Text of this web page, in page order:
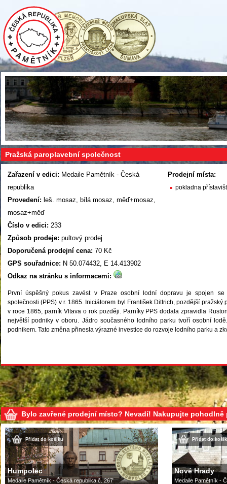
Pražská paroplavební společnost
Zařazení v edici: Medaile Pamětník - Česká
republika
Provedení: leš. mosaz, bílá mosaz, měď+mosaz,
mosaz+měď
Číslo v edici: 233
Způsob prodeje: pultový prodej
Doporučená prodejní cena: 70 Kč
GPS souřadnice: N 50.074432, E 14.413902
Odkaz na stránku s informacemi:
Prodejní místa:
pokladna
První úspěšný pokus zavést v Praze osobní lodní dopravu je spojen se
společnosti (PPS) v r. 1865. Iniciátorem byl František Dittrich, pozdější pražský
v roce 1865, parník Vltava o rok později. Parníky PPS dodala zpravidla
největší podniky v oboru. Jádro současného lodního parku tvoří osobní
podnikem. Tato změna přinesla výrazné investice do rozvoje lodního parku a
Bylo zavřené prodejní místo? Nevadí! Nakupujte
Přidat do košíku
Humpolec
Medaile Pamětník - Česká republika č. 267
Přidat do
Nové Hrady
Medaile Pamětník -